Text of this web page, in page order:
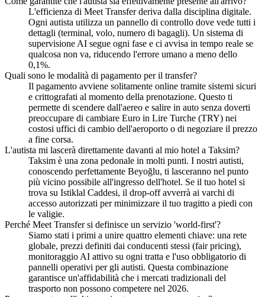
L'efficienza di Meet Transfer deriva dalla disciplina digitale.
Ogni autista utilizza un pannello di controllo dove vede tutti i
dettagli (terminal, volo, numero di bagagli). Un sistema di
supervisione AI segue ogni fase e ci avvisa in tempo reale se
qualcosa non va, riducendo l'errore umano a meno dello
0,1%.
Quali sono le modalità di pagamento per il transfer?
Il pagamento avviene solitamente online tramite sistemi sicuri
e crittografati al momento della prenotazione. Questo ti
permette di scendere dall'aereo e salire in auto senza doverti
preoccupare di cambiare Euro in Lire Turche (TRY) nei
costosi uffici di cambio dell'aeroporto o di negoziare il prezzo
a fine corsa.
L'autista mi lascerà direttamente davanti al mio hotel a Taksim?
Taksim è una zona pedonale in molti punti. I nostri autisti,
conoscendo perfettamente Beyoğlu, ti lasceranno nel punto
più vicino possibile all'ingresso dell'hotel. Se il tuo hotel si
trova su Istiklal Caddesi, il drop-off avverrà ai varchi di
accesso autorizzati per minimizzare il tuo tragitto a piedi con
le valigie.
Perché Meet Transfer si definisce un servizio 'world-first'?
Siamo stati i primi a unire quattro elementi chiave: una rete
globale, prezzi definiti dai conducenti stessi (fair pricing),
monitoraggio AI attivo su ogni tratta e l'uso obbligatorio di
pannelli operativi per gli autisti. Questa combinazione
garantisce un'affidabilità che i mercati tradizionali del
trasporto non possono competere nel 2026.